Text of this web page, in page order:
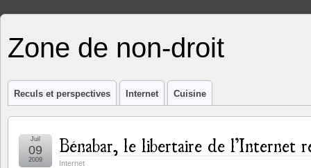
Zone de non-droit
Reculs et perspectives Internet Cuisine
Bénabar, le libertaire de l’Internet
Internet
Juil
09
2009